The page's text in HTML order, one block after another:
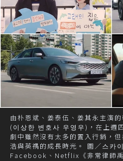
由朴恩斌、姜泰伍、姜其永主演
(이상한 변호사 우영우)，在上週
劇中雖然沒有太多的置入行銷，
浩與英禑的成長時光。 圖／스카
Facebook、Netflix《非常律師禹